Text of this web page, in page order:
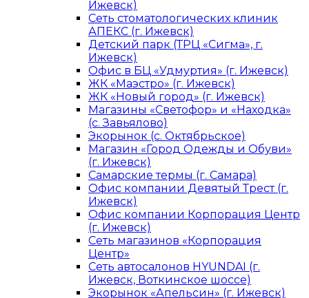
Ижевск)
Сеть стоматологических клиник
АПЕКС (г. Ижевск)
Детский парк (ТРЦ «Сигма», г.
Ижевск)
Офис в БЦ «Удмуртия» (г. Ижевск)
ЖК «Маэстро» (г. Ижевск)
ЖК «Новый город» (г. Ижевск)
Магазины «Светофор» и «Находка»
(с. Завьялово)
Экорынок (с. Октябрьское)
Магазин «Город Одежды и Обуви»
(г. Ижевск)
Самарские термы (г. Самара)
Офис компании Девятый Трест (г.
Ижевск)
Офис компании Корпорация Центр
(г. Ижевск)
Сеть магазинов «Корпорация
Центр»
Сеть автосалонов HYUNDAI (г.
Ижевск, Воткинское шоссе)
Экорынок «Апельсин» (г. Ижевск)